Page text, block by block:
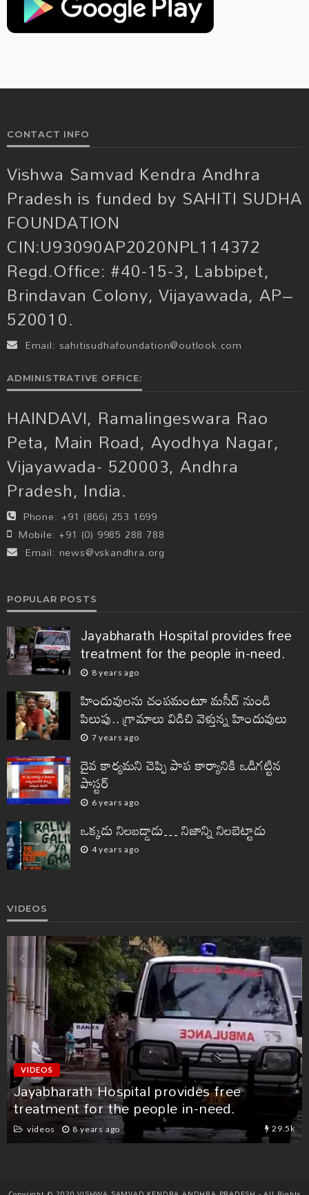
CONTACT INFO
Vishwa Samvad Kendra Andhra
Pradesh is funded by SAHITI SUDHA
FOUNDATION
CIN:U93090AP2020NPL114372
Regd.Office: #40-15-3, Labbipet,
Brindavan Colony, Vijayawada, AP–
520010.
Email: sahitisudhafoundation@outlook.com
ADMINISTRATIVE OFFICE:
HAINDAVI, Ramalingeswara Rao
Peta, Main Road, Ayodhya Nagar,
Vijayawada- 520003, Andhra
Pradesh, India.
Phone: +91 (866) 253 1699
Mobile: +91 (0) 9985 288 788
Email: news@vskandhra.org
POPULAR POSTS
Jayabharath Hospital provides free
treatment for the people in-need.
8 years ago
హిందువులను చంపమంటూ మసీద్ నుండి
పిలుపు.. గ్రామాలు విడిచి వెళ్తున్న హిందువులు
7 years ago
దైవ కార్యమని చెప్పి పాప కార్యానికి ఒడిగట్టిన
పాస్టర్
6 years ago
ఒక్కడు నిలబడ్డాడు… నిజాన్ని నిలబెట్టాడు
4 years ago
VIDEOS
NEWS VIDEOS
రోగ నిరోధక శక్తిని పెంచుకోవడం ఎలా? – ఆరోగ్య
భారతి అఖిలభారత కార్యదర్శి డా. మురళీకృష్ణ
News videos 6 years ago 7.6k